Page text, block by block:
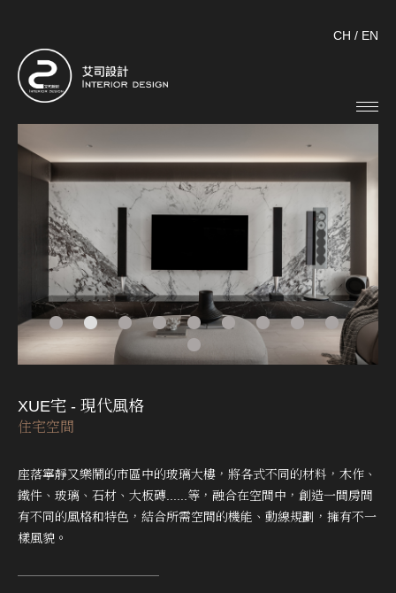
CH / EN
XUE宅 - 現代風格
住宅空間
座落寧靜又樂鬧的市區中的玻璃大樓，將各式不同的材料，木作、
鐵件、玻璃、石材、大板磚......等，融合在空間中，創造一間房間
有不同的風格和特色，結合所需空間的機能、動線規劃，擁有不一
樣風貌。